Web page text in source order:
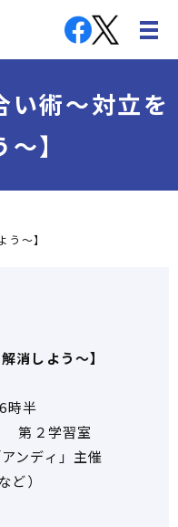
い術～対立を
】
う～】
消しよう～】
時半
第２学習室
ンディ」主催
ど）